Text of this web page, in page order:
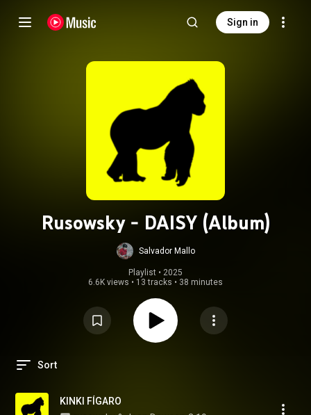
Sign in
Rusowsky - DAISY (Album)
Salvador Mallo
Playlist • 2025
6.6K views • 13 tracks • 38 minutes
Sort
KINKI FÍGARO